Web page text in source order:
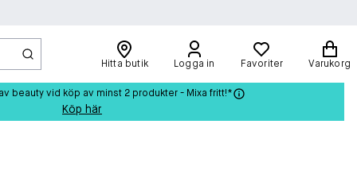
Hitta butik Logga in Favoriter Varukorg
beauty vid köp av minst 2 produkter - Mixa fritt!*
Köp här